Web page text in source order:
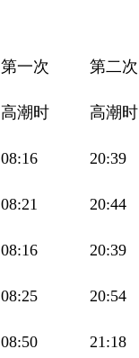
第一次
高潮时
第二次
高潮时
08:16 20:39
08:21 20:44
08:16 20:39
08:25 20:54
08:50 21:18